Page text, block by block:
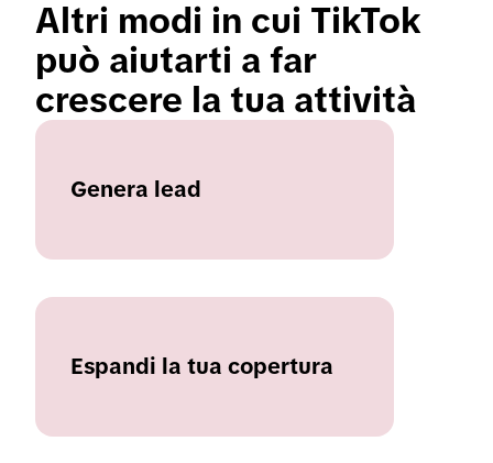
Altri modi in cui TikTok
può aiutarti a far
crescere la tua attività
Genera lead
Espandi la tua copertura